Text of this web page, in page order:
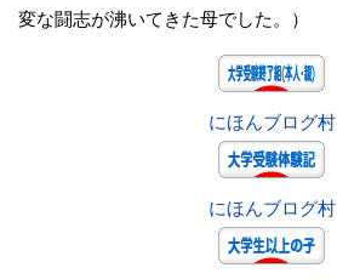
変な闘志が沸いてきた母でした。）
にほんブログ村
にほんブログ村